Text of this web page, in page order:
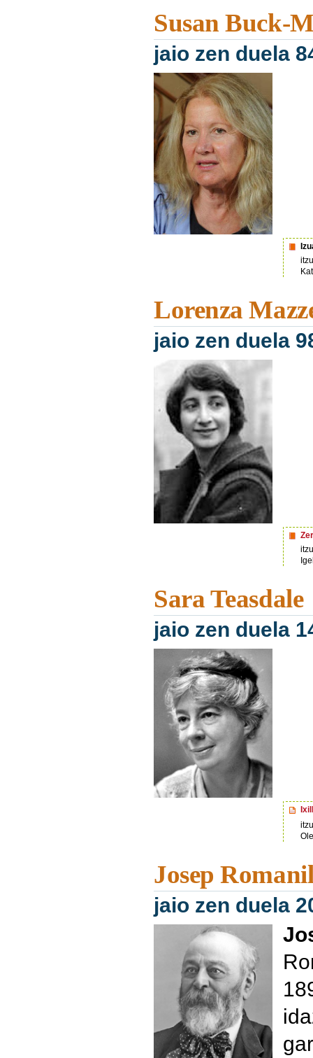
Susan Buck-
jaio zen duela
Lorenza
jaio zen duela
Sara Teasdale
jaio zen duela
Josep
jaio zen duela